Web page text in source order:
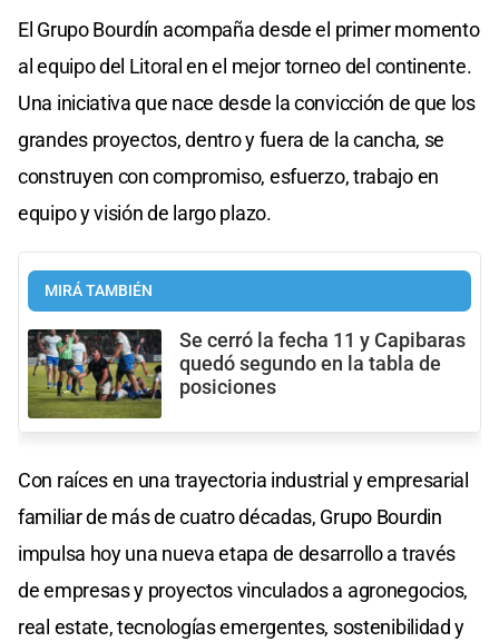
El Grupo Bourdín acompaña desde el primer momento
al equipo del Litoral en el mejor torneo del continente.
Una iniciativa que nace desde la convicción de que los
grandes proyectos, dentro y fuera de la cancha, se
construyen con compromiso, esfuerzo, trabajo en
equipo y visión de largo plazo.
MIRÁ TAMBIÉN
Se cerró la fecha 11 y Capibaras
quedó segundo en la tabla de
posiciones
Con raíces en una trayectoria industrial y empresarial
familiar de más de cuatro décadas, Grupo Bourdin
impulsa hoy una nueva etapa de desarrollo a través
de empresas y proyectos vinculados a agronegocios,
real estate, tecnologías emergentes, sostenibilidad y